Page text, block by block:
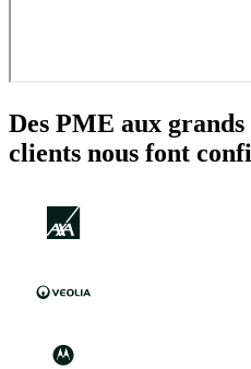
Des PME aux grands
clients nous font